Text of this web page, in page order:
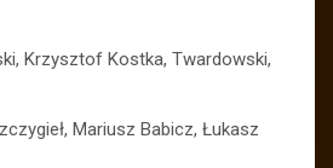
Krzysztof Kostka, Twardowski,
Mariusz Babicz, Łukasz